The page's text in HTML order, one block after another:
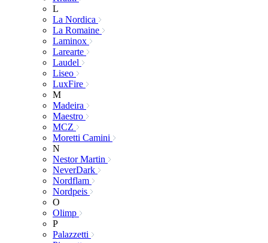
L
La Nordica
La Romaine
Laminox
Larearte
Laudel
Liseo
LuxFire
M
Madeira
Maestro
MCZ
Moretti Camini
N
Nestor Martin
NeverDark
Nordflam
Nordpeis
O
Olimp
P
Palazzetti